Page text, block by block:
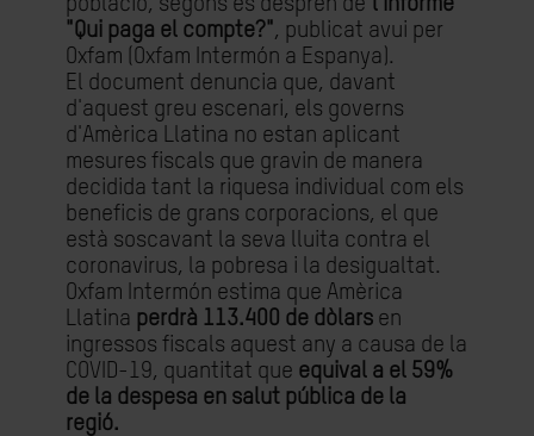
"Qui paga el compte?", publicat avui per
Oxfam (Oxfam Intermón a Espanya).
El document denuncia que, davant
d'aquest greu escenari, els governs
d'Amèrica Llatina no estan aplicant
mesures fiscals que gravin de manera
decidida tant la riquesa individual com els
beneficis de grans corporacions, el que
està soscavant la seva lluita contra el
coronavirus, la pobresa i la desigualtat.
Oxfam Intermón estima que Amèrica
Llatina perdrà 113.400 de dòlars en
ingressos fiscals aquest any a causa de la
COVID-19, quantitat que equival a el 59%
de la despesa en salut pública de la
regió.